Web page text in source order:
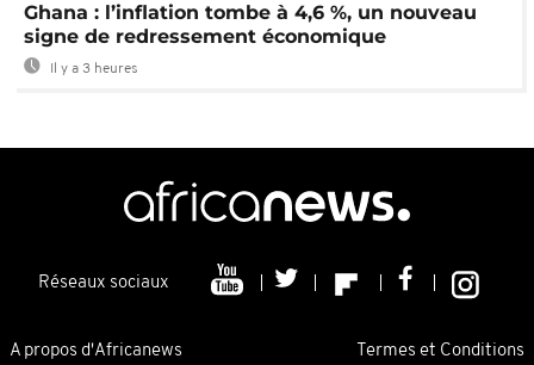
Ghana : l’inflation tombe à 4,6 %, un nouveau
signe de redressement économique
Il y a 3 heures
Réseaux sociaux
A propos d'Africanews Termes et Conditions